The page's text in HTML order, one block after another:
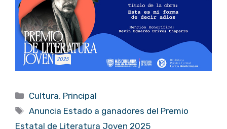
Categorías
Cultura, Principal
Etiquetas
Anuncia Estado a ganadores del Premio
Estatal de Literatura Joven 2025